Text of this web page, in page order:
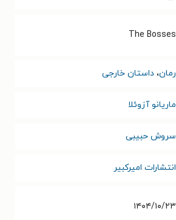
The Bosses
رمان، داستان خارجی
ماریانو آزوئلا‬‏‫
سروش حبیبی
انتشارات امیرکبیر
۱۴۰۴/۱۰/۲۳